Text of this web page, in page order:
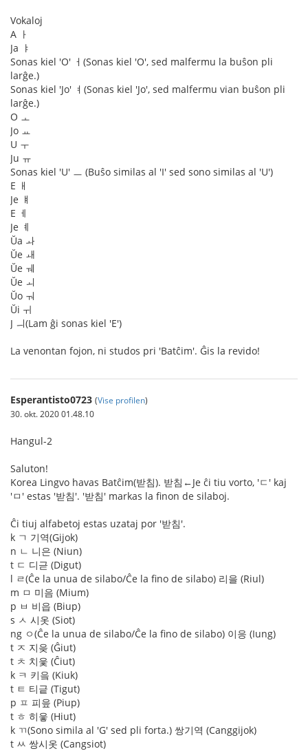
Vokaloj
A ㅏ
Ja ㅑ
Sonas kiel 'O' ㅓ(Sonas kiel 'O', sed malfermu la buŝon pli
larĝe.)
Sonas kiel 'Jo' ㅕ(Sonas kiel 'Jo', sed malfermu vian buŝon pli
larĝe.)
O ㅗ
Jo ㅛ
U ㅜ
Ju ㅠ
Sonas kiel 'U' ㅡ (Buŝo similas al 'I' sed sono similas al 'U')
E ㅐ
Je ㅒ
E ㅔ
Je ㅖ
Ŭa ㅘ
Ŭe ㅙ
Ŭe ㅞ
Ŭe ㅚ
Ŭo ㅝ
Ŭi ㅟ
J ㅢ(Lam ĝi sonas kiel 'E')
La venontan fojon, ni studos pri 'Batĉim'. Ĝis la revido!
Esperantisto0723 (Vise profilen)
30. okt. 2020 01.48.10
Hangul-2
Saluton!
Korea Lingvo havas Batĉim(받침). 받침←Je ĉi tiu vorto, 'ㄷ' kaj
'ㅁ' estas '받침'. '받침' markas la finon de silaboj.
Ĉi tiuj alfabetoj estas uzataj por '받침'.
k ㄱ 기역(Gijok)
n ㄴ 니은 (Niun)
t ㄷ 디귿 (Digut)
l ㄹ(Ĉe la unua de silabo/Ĉe la fino de silabo) 리을 (Riul)
m ㅁ 미음 (Mium)
p ㅂ 비읍 (Biup)
s ㅅ 시옷 (Siot)
ng ㅇ(Ĉe la unua de silabo/Ĉe la fino de silabo) 이응 (Iung)
t ㅈ 지읒 (Ĝiut)
t ㅊ 치읓 (Ĉiut)
k ㅋ 키읔 (Kiuk)
t ㅌ 티긑 (Tigut)
p ㅍ 피읖 (Piup)
t ㅎ 히읗 (Hiut)
k ㄲ(Sono simila al 'G' sed pli forta.) 쌍기역 (Canggijok)
t ㅆ 쌍시옷 (Cangsiot)